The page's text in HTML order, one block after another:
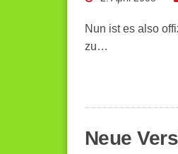
Nun ist es also
zu…
Neue